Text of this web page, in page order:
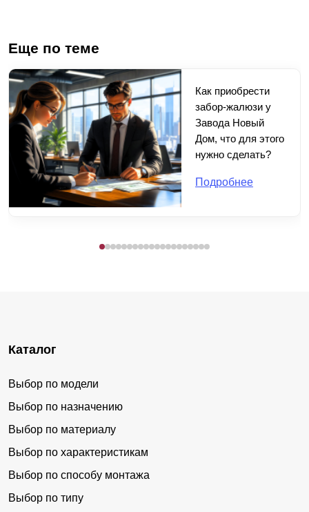
Еще по теме
Как приобрести
забор-жалюзи у
Завода Новый
Дом, что для этого
нужно сделать?
Подробнее
Каталог
Выбор по модели
Выбор по назначению
Выбор по материалу
Выбор по характеристикам
Выбор по способу монтажа
Выбор по типу